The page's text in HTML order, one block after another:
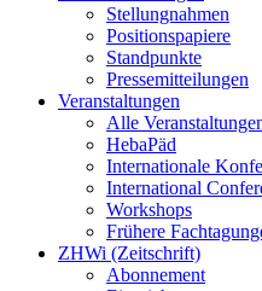
Stellungnahmen
Positionspapiere
Standpunkte
Pressemitteilungen
Veranstaltungen
Alle
HebaPäd
Internationale
International
Workshops
Frühere
ZHWi (Zeitschrift)
Abonnement